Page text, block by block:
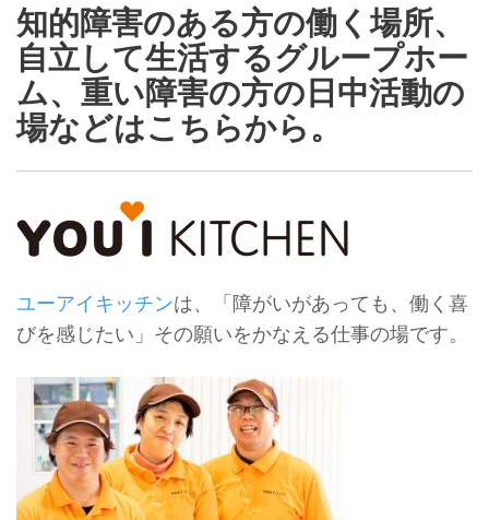
知的障害のある方の働く場所、
自立して生活するグループホー
ム、重い障害の方の日中活動の
場などはこちらから。
ユーアイキッチンは、「障がいがあっても、働く喜
びを感じたい」その願いをかなえる仕事の場です。